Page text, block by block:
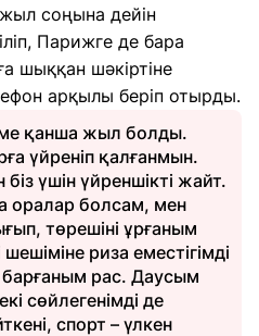
соңына дейін
Парижге де бара
шыққан шәкіртіне
арқылы беріп отырды.
қанша жыл болды.
үйреніп қалғанмын.
үшін үйреншікті жайт.
оралар болсам, мен
төрешіні ұрғаным
риза еместігімді
рас. Даусым
сөйлегенімді де
спорт – үлкен